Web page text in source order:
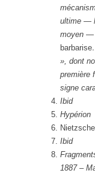
ultime —
moyen —
barbarise
», dont
première
signe
Ibid
Hypérion
Nietzsche,
Ibid
1887 –